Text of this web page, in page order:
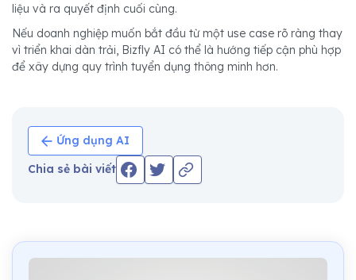
liệu và ra quyết định cuối cùng.
Nếu doanh nghiệp muốn bắt đầu từ một use case rõ ràng thay
vì triển khai dàn trải, Bizfly AI có thể là hướng tiếp cận phù hợp
để xây dựng quy trình tuyển dụng thông minh hơn.
Ứng dụng AI
Chia sẻ bài viết